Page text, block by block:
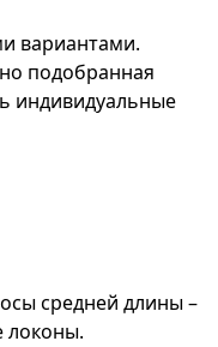
вариантами.
подобранная
индивидуальные
средней длины –
локоны.